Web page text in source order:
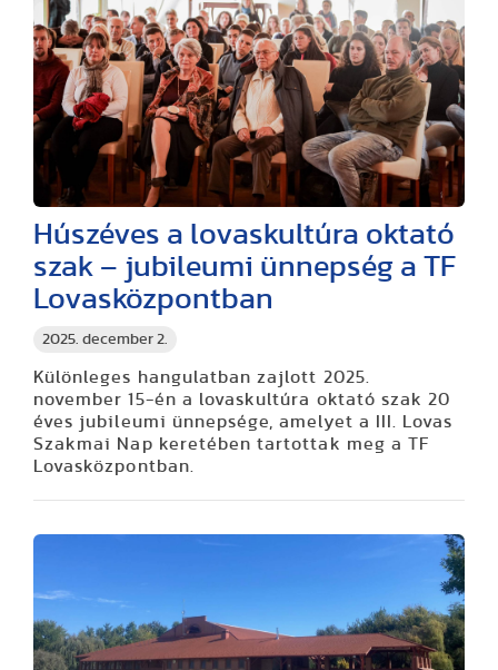
2025. december 2.
Húszéves a lovaskultúra oktató
szak – jubileumi ünnepség a TF
Lovasközpontban
Különleges hangulatban zajlott 2025.
november 15-én a lovaskultúra oktató szak 20
éves jubileumi ünnepsége, amelyet a III. Lovas
Szakmai Nap keretében tartottak meg a TF
Lovasközpontban.